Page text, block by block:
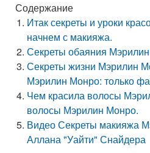
Содержание
Итак секреты и уроки
начнем с макияжа.
Секреты обаяния
Секреты жизни Мэрилин
Мэрилин Монро: только
Чем красила волосы
волосы Мэрилин Монро.
Видео Секреты макияжа
Аллана "Уайти" Снайдера